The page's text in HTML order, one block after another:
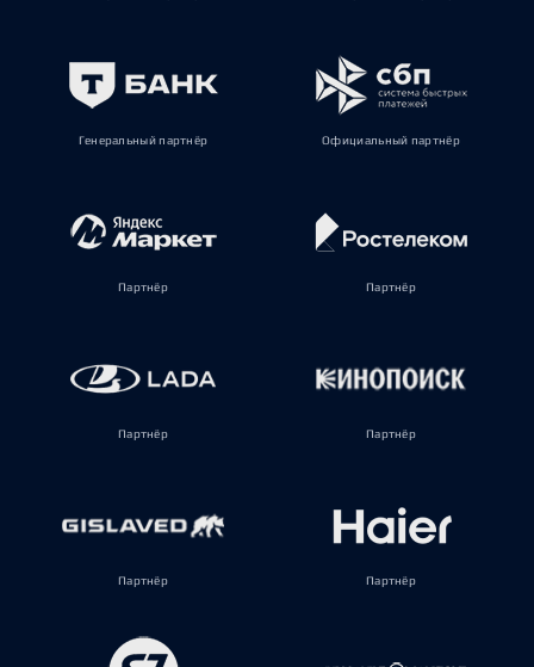
Генеральный партнёр Официальный партнёр
Партнёр Партнёр
Партнёр Партнёр
Партнёр Партнёр